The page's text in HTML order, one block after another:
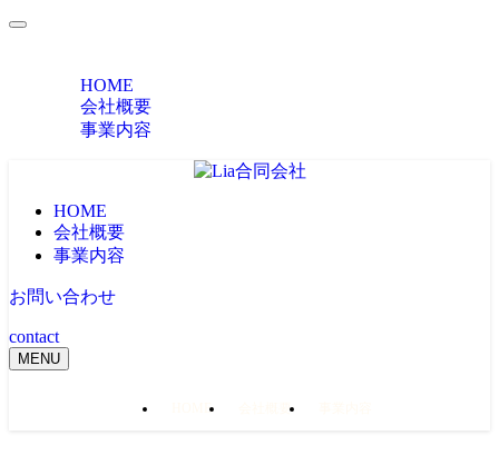
HOME
会社概要
事業内容
HOME
会社概要
事業内容
お問い合わせ
contact
MENU
HOME 会社概要